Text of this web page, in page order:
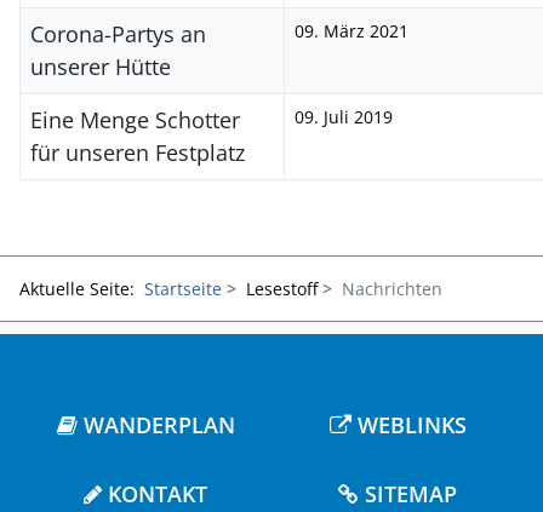
Corona-Partys an
unserer Hütte
09. März 2021
Eine Menge Schotter
für unseren Festplatz
09. Juli 2019
Aktuelle Seite: Startseite Lesestoff Nachrichten
WANDERPLAN WEBLINKS
KONTAKT SITEMAP